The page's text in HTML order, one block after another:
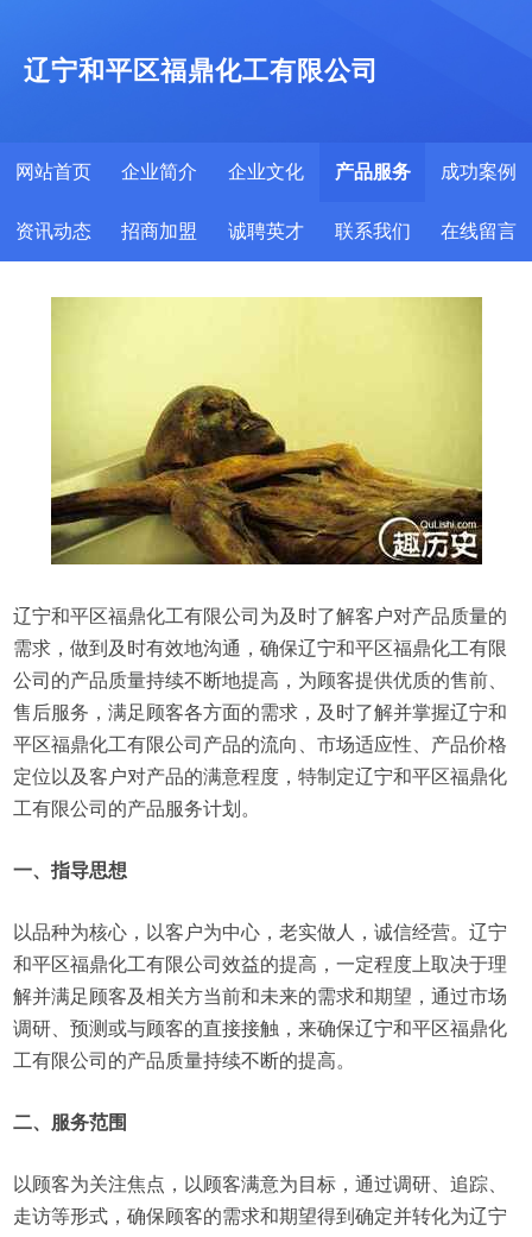
辽宁和平区福鼎化工有限公司
网站首页 企业简介 企业文化 产品服务 成功案例
资讯动态 招商加盟 诚聘英才 联系我们 在线留言
辽宁和平区福鼎化工有限公司为及时了解客户对产品质量的
需求，做到及时有效地沟通，确保辽宁和平区福鼎化工有限
公司的产品质量持续不断地提高，为顾客提供优质的售前、
售后服务，满足顾客各方面的需求，及时了解并掌握辽宁和
平区福鼎化工有限公司产品的流向、市场适应性、产品价格
定位以及客户对产品的满意程度，特制定辽宁和平区福鼎化
工有限公司的产品服务计划。
一、指导思想
以品种为核心，以客户为中心，老实做人，诚信经营。辽宁
和平区福鼎化工有限公司效益的提高，一定程度上取决于理
解并满足顾客及相关方当前和未来的需求和期望，通过市场
调研、预测或与顾客的直接接触，来确保辽宁和平区福鼎化
工有限公司的产品质量持续不断的提高。
二、服务范围
以顾客为关注焦点，以顾客满意为目标，通过调研、追踪、
走访等形式，确保顾客的需求和期望得到确定并转化为辽宁